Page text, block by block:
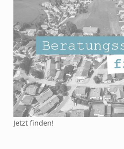
Jetzt finden!